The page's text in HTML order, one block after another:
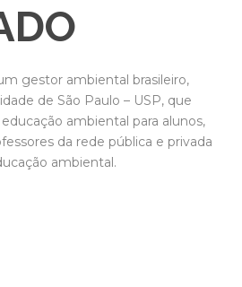
gestor ambiental brasileiro,
de São Paulo – USP, que
ambiental para alunos,
da rede pública e privada
ambiental.